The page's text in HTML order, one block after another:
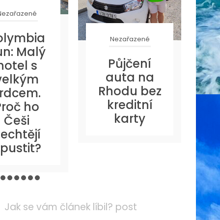
Malý
s
ho
Češi
Nezařazené
Půjčení
auta na
Rhodu bez
kreditní
karty
Jak se vám článek líbil? post